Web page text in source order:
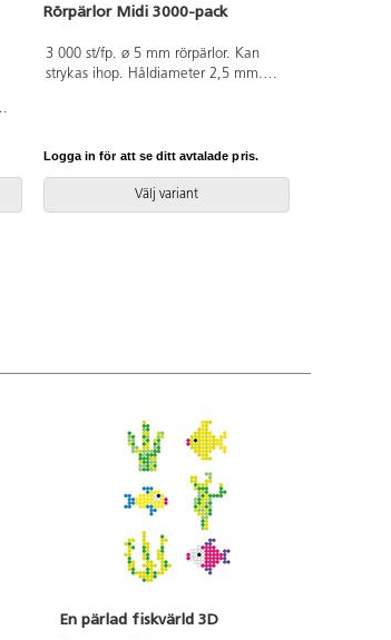
Rörpärlor Midi 3000-pack
3 000 st/fp. ø 5 mm rörpärlor. Kan
strykas ihop. Håldiameter 2,5 mm.
Logga in för att se ditt avtalade pris.
Välj variant
En pärlad fiskvärld 3D